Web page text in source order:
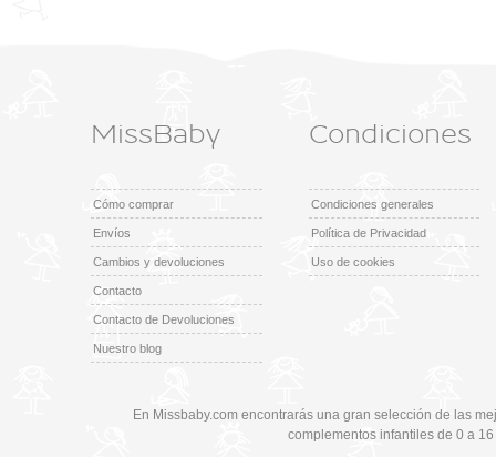
MissBaby
Cómo comprar
Envíos
Cambios y devoluciones
Contacto
Contacto de Devoluciones
Nuestro blog
Condiciones
Condiciones generales
Política de Privacidad
Uso de cookies
En Missbaby.com encontrarás una gran selección de las
complementos infantiles de 0 a